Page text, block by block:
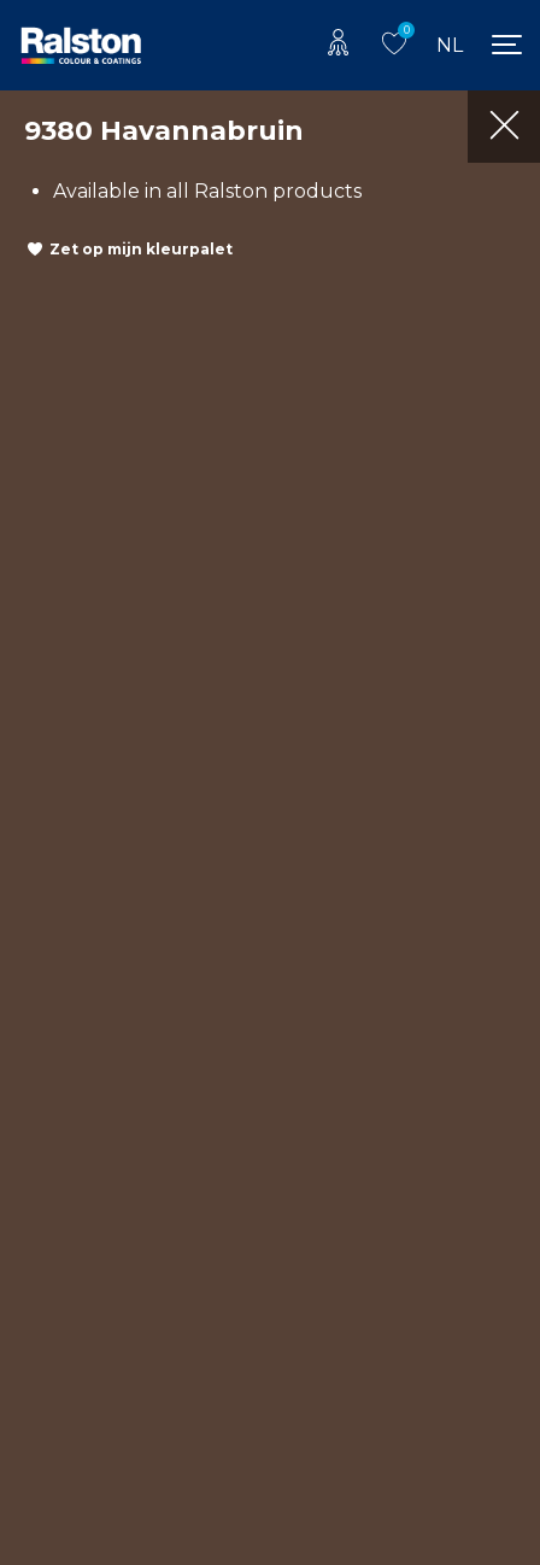
0
NL
9380 Havannabruin
Available in all Ralston products
Zet op mijn kleurpalet